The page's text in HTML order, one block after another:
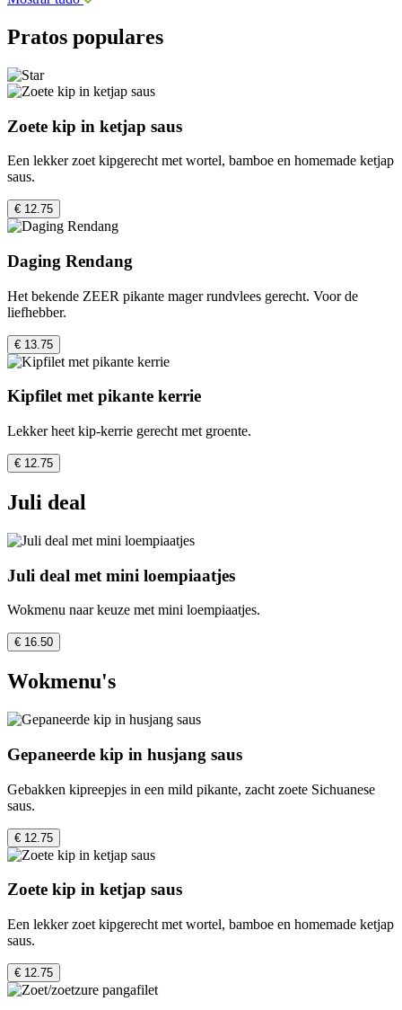
Pratos populares
Zoete kip in ketjap saus
Een lekker zoet kipgerecht met wortel, bamboe en homemade ketjap
saus.
€ 12.75
Daging Rendang
Het bekende ZEER pikante mager rundvlees gerecht. Voor de
liefhebber.
€ 13.75
Kipfilet met pikante kerrie
Lekker heet kip-kerrie gerecht met groente.
€ 12.75
Juli deal
Juli deal met mini loempiaatjes
Wokmenu naar keuze met mini loempiaatjes.
€ 16.50
Wokmenu's
Gepaneerde kip in husjang saus
Gebakken kipreepjes in een mild pikante, zacht zoete Sichuanese
saus.
€ 12.75
Zoete kip in ketjap saus
Een lekker zoet kipgerecht met wortel, bamboe en homemade ketjap
saus.
€ 12.75